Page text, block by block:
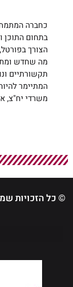
כחברה
בתחום התוכן
הצורך
מה שחדש
תקשורתיים
המתיימר
משרדי יח"צ,
© כל הזכויות